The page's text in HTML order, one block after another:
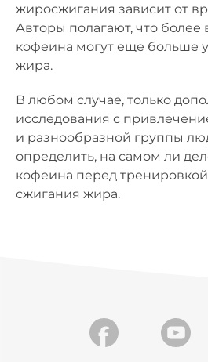
жиросжигания зависит от
Авторы полагают, что более
кофеина могут еще больше
жира.
В любом случае, только
исследования с
и разнообразной группы
определить, на самом ли
кофеина перед
сжигания жира.